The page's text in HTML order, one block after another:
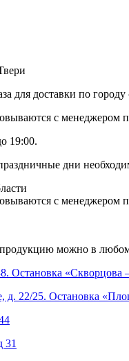
для доставки по городу
с
19:00.
дни
с
продукцию можно в
Остановка «Скворцова
д. 22/25. Остановка
31